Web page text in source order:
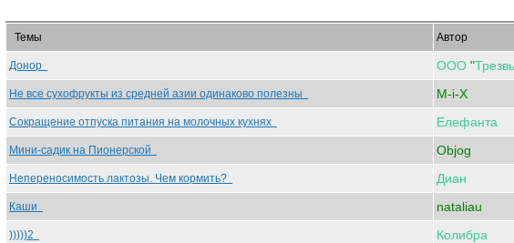
Темы Автор
Донор ООО "
Не все сухофрукты из средней азии одинаково полезны M-i-X
Сокращение отпуска питания на молочных кухнях Елефанта
Мини-садик на Пионерской Objog
Непереносимость лактозы. Чем кормить? Диан
Каши nataliau
)))))2 Колибра